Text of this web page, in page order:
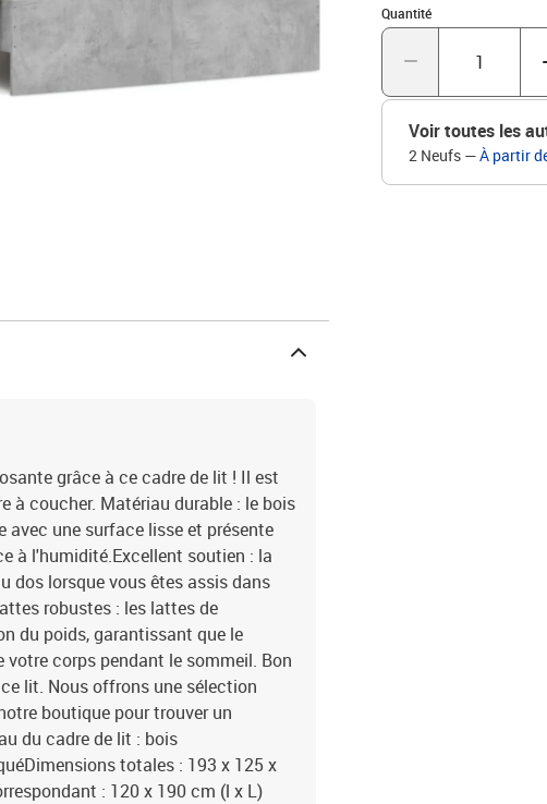
70 cm (L x l x
non inclus)Assemblage
Quantité
Quantité : 1
Voir toutes les
2 Neufs —À partir
grâce à ce cadre de lit ! Il est
à coucher. Matériau durable : le bois
une surface lisse et présente
à l'humidité.Excellent soutien : la
dos lorsque vous êtes assis dans
robustes : les lattes de
du poids, garantissant que le
corps pendant le sommeil. Bon
lit. Nous offrons une sélection
boutique pour trouver un
du cadre de lit : bois
totales : 193 x 125 x
: 120 x 190 cm (l x L)